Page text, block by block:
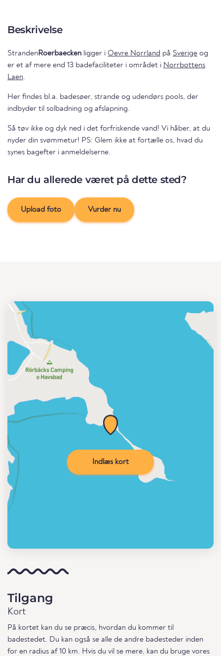
Beskrivelse
StrandenRoerbaecken ligger i Oevre Norrland på Sverige og
er et af mere end 13 badefaciliteter i området i Norrbottens
Laen.
Her findes bl.a. badesøer, strande og udendørs pools, der
indbyder til solbadning og afslapning.
Så tøv ikke og dyk ned i det forfriskende vand! Vi håber, at du
nyder din svømmetur! PS: Glem ikke at fortælle os, hvad du
synes bagefter i anmeldelserne.
Har du allerede været på dette sted?
Upload foto Vurder nu
Indlæs kort
Tilgang
Kort
På kortet kan du se præcis, hvordan du kommer til
badestedet. Du kan også se alle de andre badesteder inden
for en radius af 10 km. Hvis du vil se mere, kan du bruge vores